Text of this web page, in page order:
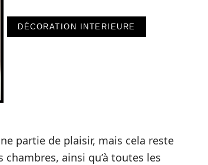
DÉCORATION INTERIEURE
partie de plaisir, mais cela reste
ainsi qu’à toutes les